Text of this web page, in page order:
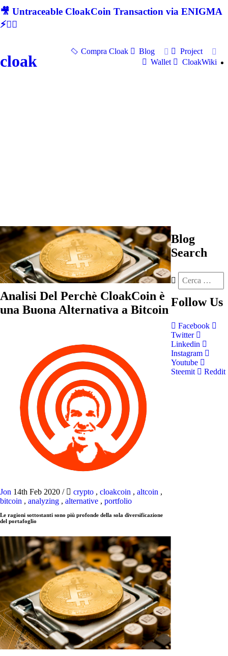
🎥 Untraceable CloakCoin Transaction via ENIGMA
⚡🕵‍♂
cloak
Compra Cloak Blog
Project
Wallet
CloakWiki
Analisi Del Perchè CloakCoin è
una Buona Alternativa a Bitcoin
Jon 14th Feb 2020 / crypto , cloakcoin , altcoin ,
bitcoin , analyzing , alternative , portfolio
Le ragioni sottostanti sono più profonde della sola diversificazione
del portafoglio
Blog
Search
Follow Us
Facebook
Twitter
Linkedin
Instagram
Youtube
Steemit
Reddit